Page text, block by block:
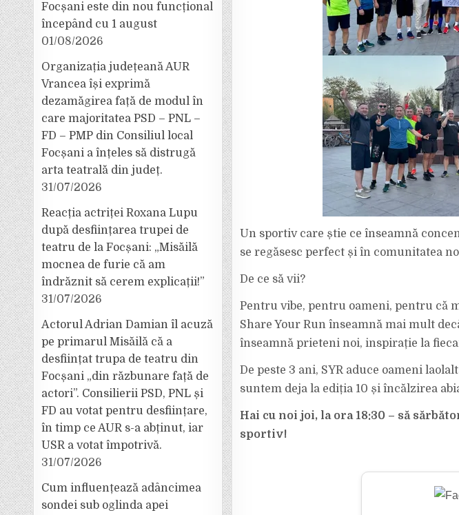
Un sportiv care știe ce înseamnă
se regăsesc perfect și în comunitatea
De ce să vii?
Pentru vibe, pentru oameni, pentru că
Share Your Run înseamnă mai mult
înseamnă prieteni noi, inspirație la
De peste 3 ani, SYR aduce oameni
suntem deja la ediția 10 și încălzirea
Hai cu noi joi, la ora 18:30 – să
sportiv!
Focșani este din nou funcțional
începând cu 1 august
01/08/2026
Organizația județeană AUR
Vrancea își exprimă
dezamăgirea față de modul în
care majoritatea PSD – PNL –
FD – PMP din Consiliul local
Focșani a înțeles să distrugă
arta teatrală din județ.
31/07/2026
Reacția actriței Roxana Lupu
după desființarea trupei de
teatru de la Focșani: „Misăilă
mocnea de furie că am
îndrăznit să cerem explicații!”
31/07/2026
Actorul Adrian Damian îl acuză
pe primarul Misăilă că a
desființat trupa de teatru din
Focșani „din răzbunare față de
actori”. Consilierii PSD, PNL și
FD au votat pentru desființare,
în timp ce AUR s-a abținut, iar
USR a votat împotrivă.
31/07/2026
Cum influențează adâncimea
sondei sub oglinda apei